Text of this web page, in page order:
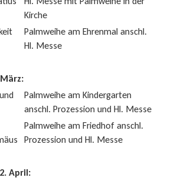
Kirche
Palmweihe am Ehrenmal anschl.
Hl. Messe
Palmweihe am Kindergarten
anschl. Prozession und Hl. Messe
Palmweihe am Friedhof anschl.
Prozession und Hl. Messe
April: